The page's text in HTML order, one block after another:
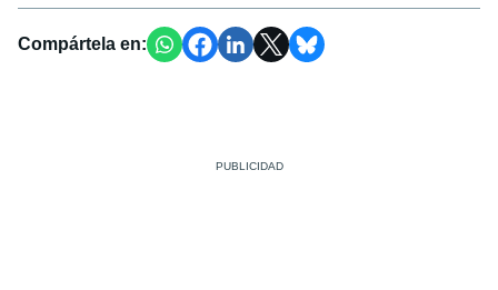
Compártela en: